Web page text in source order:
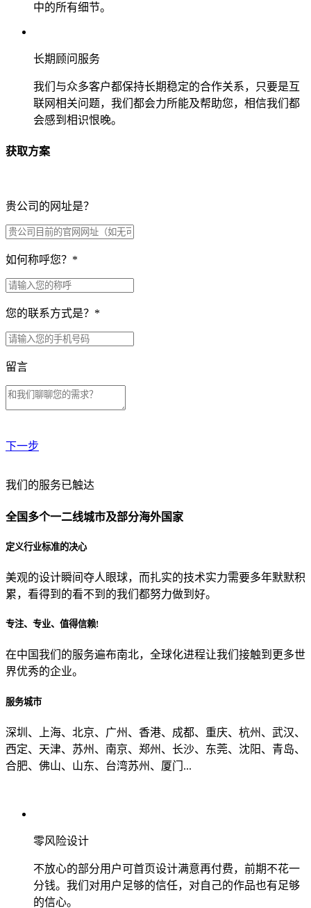
中的所有细节。
长期顾问服务
我们与众多客户都保持长期稳定的合作关系，只要是互
联网相关问题，我们都会力所能及帮助您，相信我们都
会感到相识恨晚。
获取方案
贵公司的网址是？
如何称呼您？ *
您的联系方式是？ *
留言
下一步
贵公司预算范围是？
贵公司的团队规模是？
目前主要的营销渠道是？
我们的服务已触达
全国多个一二线城市及部分海外国家
定义行业标准的决心
美观的设计瞬间夺人眼球，而扎实的技术实力需要多年默默积
累，看得到的看不到的我们都努力做到好。
专注、专业、值得信赖!
在中国我们的服务遍布南北，全球化进程让我们接触到更多世
界优秀的企业。
服务城市
深圳、上海、北京、广州、香港、成都、重庆、杭州、武汉、
西定、天津、苏州、南京、郑州、长沙、东莞、沈阳、青岛、
合肥、佛山、山东、台湾苏州、厦门...
零风险设计
不放心的部分用户可首页设计满意再付费，前期不花一
分钱。我们对用户足够的信任，对自己的作品也有足够
的信心。